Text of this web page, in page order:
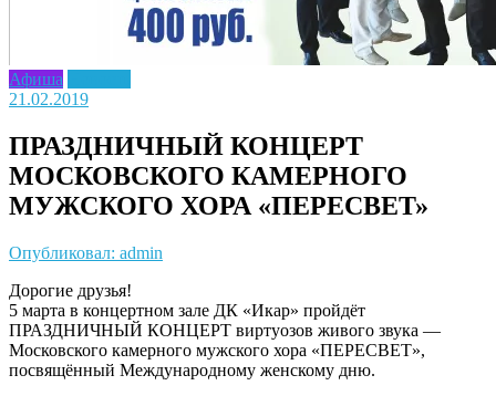
Афиша
21.02.2019
ПРАЗДНИЧНЫЙ КОНЦЕРТ
МОСКОВСКОГО КАМЕРНОГО
МУЖСКОГО ХОРА «ПЕРЕСВЕТ»
Опубликовал: admin
Дорогие друзья!
5 марта в концертном зале ДК «Икар» пройдёт
ПРАЗДНИЧНЫЙ КОНЦЕРТ виртуозов живого звука —
Московского камерного мужского хора «ПЕРЕСВЕТ»,
посвящённый Международному женскому дню.